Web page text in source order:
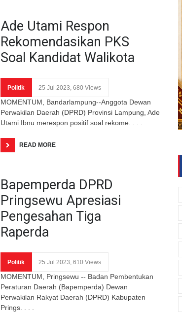
Ade Utami Respon
Rekomendasikan PKS
Soal Kandidat Walikota
Politik 25 Jul 2023, 680 Views
MOMENTUM, Bandarlampung--Anggota Dewan
Perwakilan Daerah (DPRD) Provinsi Lampung, Ade
Utami Ibnu merespon positif soal rekome. . . .
READ MORE
Bapemperda DPRD
Pringsewu Apresiasi
Pengesahan Tiga
Raperda
Politik 25 Jul 2023, 610 Views
MOMENTUM, Pringsewu -- Badan Pembentukan
Peraturan Daerah (Bapemperda) Dewan
Perwakilan Rakyat Daerah (DPRD) Kabupaten
Prings. . . .